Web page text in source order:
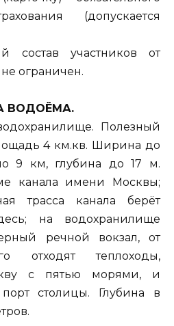
(допускается
состав участников от
ограничен.
ВОДОЁМА.
Полезный
4 км.кв. Ширина до
9 км, глубина до 17 м.
канала имени Москвы;
трасса канала берёт
на водохранилище
речной вокзал, от
отходят теплоходы,
с пятью морями, и
столицы. Глубина в